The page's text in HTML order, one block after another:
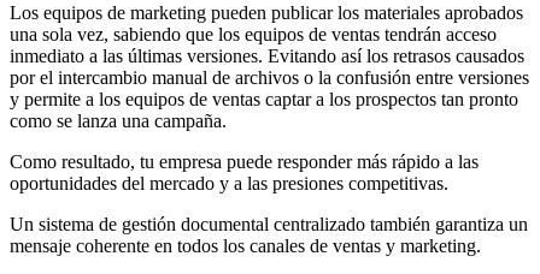
Los equipos de marketing pueden publicar los materiales aprobados
una sola vez, sabiendo que los equipos de ventas tendrán acceso
inmediato a las últimas versiones. Evitando así los retrasos causados
por el intercambio manual de archivos o la confusión entre versiones
y permite a los equipos de ventas captar a los prospectos tan pronto
como se lanza una campaña.
Como resultado, tu empresa puede responder más rápido a las
oportunidades del mercado y a las presiones competitivas.
Un sistema de gestión documental centralizado también garantiza un
mensaje coherente en todos los canales de ventas y marketing.